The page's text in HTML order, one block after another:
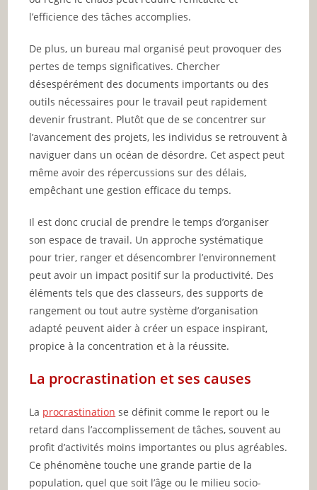
l’efficience des tâches accomplies.
De plus, un bureau mal organisé peut provoquer des
pertes de temps significatives. Chercher
désespérément des documents importants ou des
outils nécessaires pour le travail peut rapidement
devenir frustrant. Plutôt que de se concentrer sur
l’avancement des projets, les individus se retrouvent à
naviguer dans un océan de désordre. Cet aspect peut
même avoir des répercussions sur des délais,
empêchant une gestion efficace du temps.
Il est donc crucial de prendre le temps d’organiser
son espace de travail. Un approche systématique
pour trier, ranger et désencombrer l’environnement
peut avoir un impact positif sur la productivité. Des
éléments tels que des classeurs, des supports de
rangement ou tout autre système d’organisation
adapté peuvent aider à créer un espace inspirant,
propice à la concentration et à la réussite.
La procrastination et ses causes
La procrastination se définit comme le report ou le
retard dans l’accomplissement de tâches, souvent au
profit d’activités moins importantes ou plus agréables.
Ce phénomène touche une grande partie de la
population, quel que soit l’âge ou le milieu socio-